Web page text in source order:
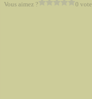
Vous aimez ? 0 vote